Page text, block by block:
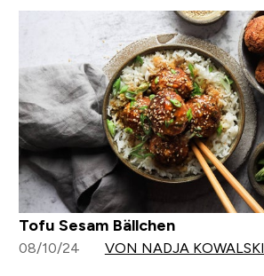
Tofu Sesam Bällchen
08/10/24 VON NADJA KOWALSKI